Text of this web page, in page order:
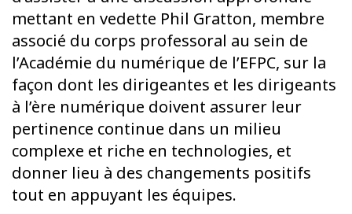
mettant en vedette Phil Gratton, membre
associé du corps professoral au sein de
l’Académie du numérique de l’EFPC, sur la
façon dont les dirigeantes et les dirigeants
à l’ère numérique doivent assurer leur
pertinence continue dans un milieu
complexe et riche en technologies, et
donner lieu à des changements positifs
tout en appuyant les équipes.